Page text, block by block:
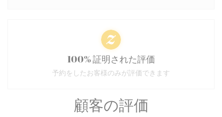
顧客の評価
100% 証明された評価
予約をしたお客様のみが評価できます